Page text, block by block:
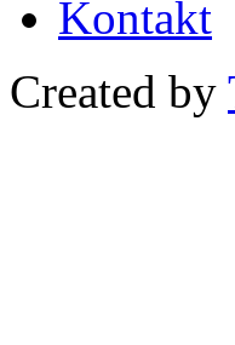
Kontakt
Created by